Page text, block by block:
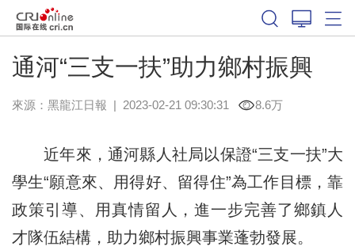
通河“三支一扶”助力鄉村振興
來源： 黑龍江日報 | 2023-02-21 09:30:31 8.6万
近年來，通河縣人社局以保證“三支一扶”大
學生“願意來、用得好、留得住”為工作目標，靠
政策引導、用真情留人，進一步完善了鄉鎮人
才隊伍結構，助力鄉村振興事業蓬勃發展。